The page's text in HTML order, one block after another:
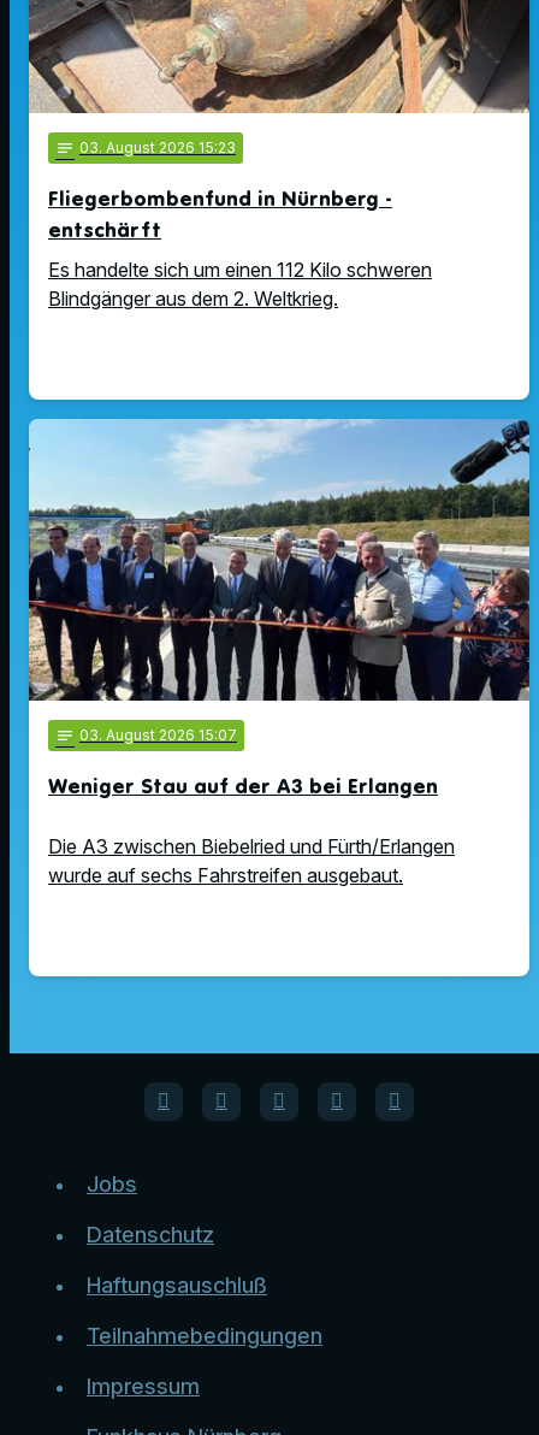
notes 03. August 2026 15:23
Fliegerbombenfund in Nürnberg -
entschärft
Es handelte sich um einen 112 Kilo schweren
Blindgänger aus dem 2. Weltkrieg.
notes 03. August 2026 15:07
Weniger Stau auf der A3 bei Erlangen
Die A3 zwischen Biebelried und Fürth/Erlangen
wurde auf sechs Fahrstreifen ausgebaut.
Jobs
Datenschutz
Haftungsauschluß
Teilnahmebedingungen
Impressum